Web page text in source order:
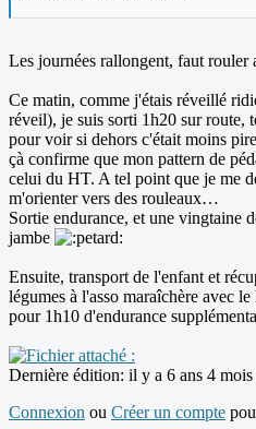
Les journées rallongent, faut rouler
Ce matin, comme j'étais réveillé
réveil), je suis sorti 1h20 sur route,
pour voir si dehors c'était moins
çà confirme que mon pattern de
celui du HT. A tel point que je me
m'orienter vers des rouleaux…
Sortie endurance, et une vingtaine
jambe
Ensuite, transport de l'enfant et
légumes à l'asso maraîchère avec
pour 1h10 d'endurance
Dernière édition: il y a 6 ans 4
Connexion ou Créer un compte